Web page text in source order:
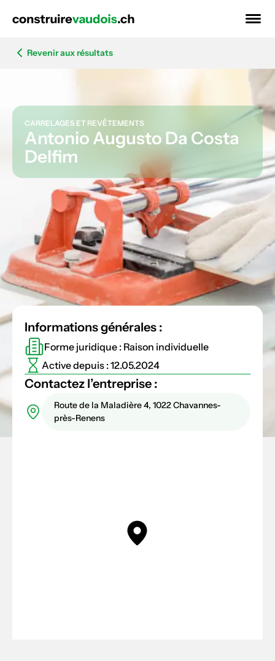
Revenir aux résultats
CARRELAGES ET REVÊTEMENTS
Antonio Augusto Da Costa
Delfim
Informations générales :
Forme juridique : Raison individuelle
Active depuis : 12.05.2024
Contactez l’entreprise :
Route de la Maladière 4, 1022 Chavannes-
près-Renens